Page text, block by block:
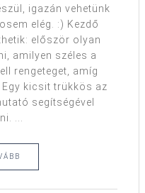
igazán vehetünk
elég. :) Kezdő
először olyan
amilyen széles a
rengeteget, amíg
kicsit trükkös az
segítségével
...